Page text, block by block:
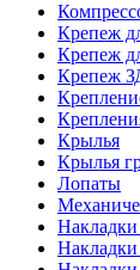
Крепеж
Крепеж
Крепеж
Крылья
Крылья
Лопаты
Накладки